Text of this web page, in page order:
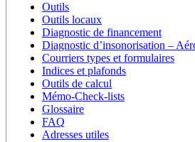
Outils
Outils locaux
Diagnostic de financement
Diagnostic d’insonorisation –
Courriers types et formulaires
Indices et plafonds
Outils de calcul
Mémo-Check-lists
Glossaire
FAQ
Adresses utiles